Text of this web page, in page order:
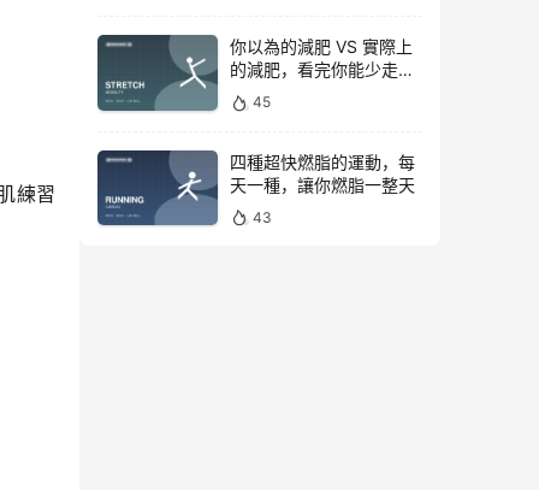
練習
你以為的減肥 VS 實際上
的減肥，看完你能少走彎
路 45
四種超快燃脂的運動，每
天一種，讓你燃脂一整天
43